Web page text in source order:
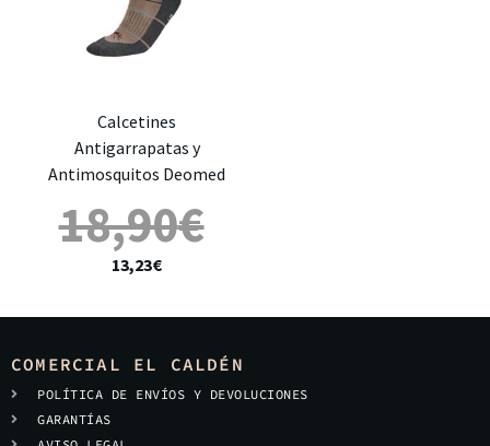
Calcetines
Antigarrapatas y
Antimosquitos Deomed
18,90€
13,23€
COMERCIAL EL CALDÉN
POLÍTICA DE ENVÍOS Y DEVOLUCIONES
GARANTÍAS